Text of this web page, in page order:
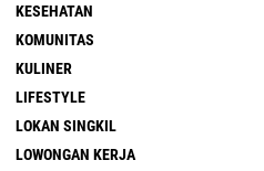
KESEHATAN
KOMUNITAS
KULINER
LIFESTYLE
LOKAN SINGKIL
LOWONGAN KERJA